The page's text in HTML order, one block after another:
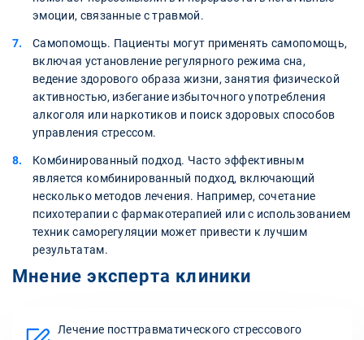
эмоции, связанные с травмой.
Самопомощь. Пациенты могут применять самопомощь,
включая установление регулярного режима сна,
ведение здорового образа жизни, занятия физической
активностью, избегание избыточного употребления
алкоголя или наркотиков и поиск здоровых способов
управления стрессом.
Комбинированный подход. Часто эффективным
является комбинированный подход, включающий
несколько методов лечения. Например, сочетание
психотерапии с фармакотерапией или с использованием
техник саморегуляции может привести к лучшим
результатам.
Мнение эксперта клиники
Лечение посттравматического стрессового